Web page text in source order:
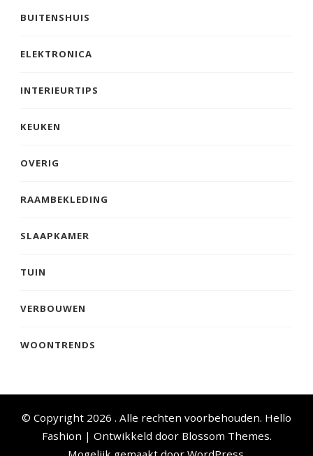
BUITENSHUIS
ELEKTRONICA
INTERIEURTIPS
KEUKEN
OVERIG
RAAMBEKLEDING
SLAAPKAMER
TUIN
VERBOUWEN
WOONTRENDS
© Copyright 2026 . Alle rechten voorbehouden. Hello
Fashion | Ontwikkeld door Blossom Themes.